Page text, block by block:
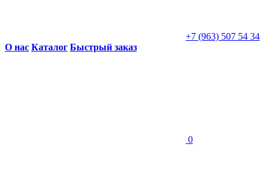
+7 (963) 507 54 34
О нас Каталог Быстрый заказ
0